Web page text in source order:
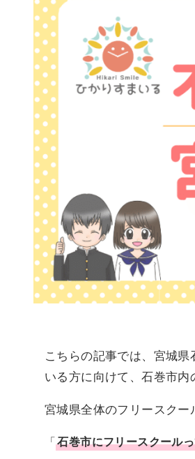
こちらの記事では、宮城
いる方に向けて、石巻市内
宮城県全体のフリースクー
「石巻市にフリースクール